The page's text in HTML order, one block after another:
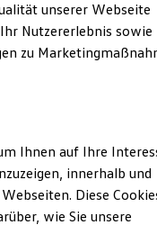
Nutzfahrzeuge
-18:00 Uhr
-13:00 Uhr
unserer Webseite
Nutzererlebnis sowie
zu
Ihnen auf Ihre
innerhalb und
Diese
wie Sie unsere